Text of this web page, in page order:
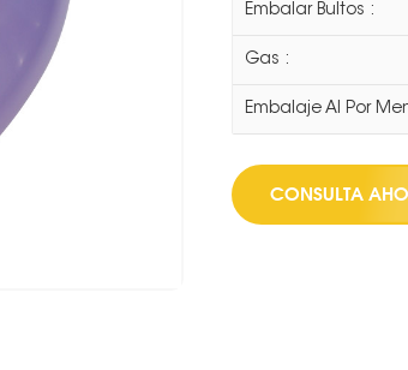
Embalar Bultos :
Gas :
Embalaje Al Por
CONSULTA